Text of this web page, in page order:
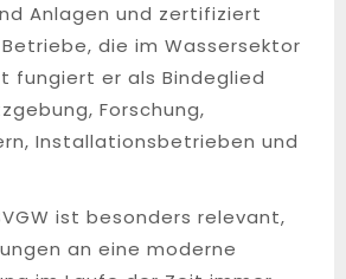
Anlagen und zertifiziert
die im Wassersektor
fungiert er als Bindeglied
Forschung,
Installationsbetrieben und
ist besonders relevant,
an eine moderne